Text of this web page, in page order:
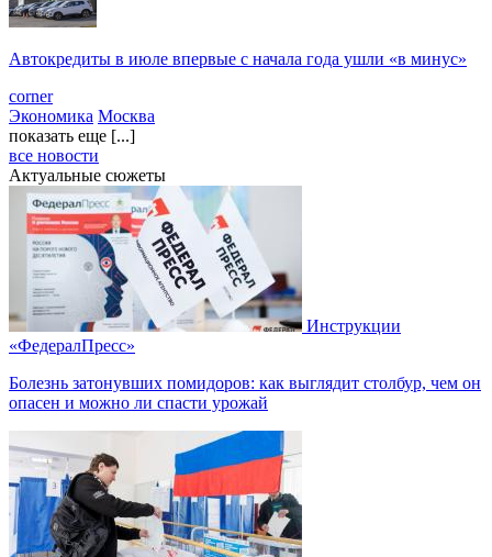
Автокредиты в июле впервые с начала года ушли «в минус»
corner
Экономика Москва
показать еще [...]
все новости
Актуальные сюжеты
Инструкции
«ФедералПресс»
Болезнь затонувших помидоров: как выглядит столбур, чем он
опасен и можно ли спасти урожай